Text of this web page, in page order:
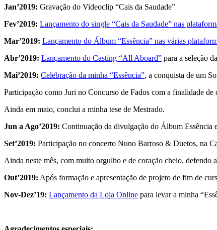
Jan’2019: Gravação do Videoclip “Cais da Saudade”
Fev’2019: Lançamento do single “Cais da Saudade” nas
Mar’2019: Lançamento do Álbum “Essência” nas várias
Abr’2019: Lançamento do Casting “All Aboard” para a seleção
Mai’2019: Celebração da minha “Essência”, a conquista de um
Participação como Juri no Concurso de Fados com a finalidade
Ainda em maio, conclui a minha tese de Mestrado.
Jun a Ago’2019: Continuação da divulgação do Álbum Essência
Set’2019: Participação no concerto Nuno Barroso & Duetos, na
Ainda neste mês, com muito orgulho e de coração cheio, defendo
Out’2019: Após formação e apresentação de projeto de fim de
Nov-Dez’19: Lançamento da Loja Online para levar a minha